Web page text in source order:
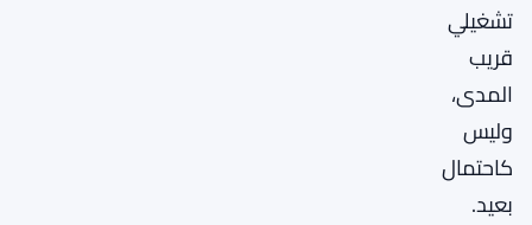
تشغيلي
قريب
المدى،
وليس
كاحتمال
بعيد.